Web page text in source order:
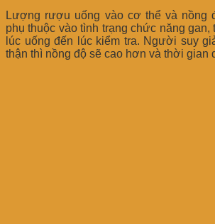
Lượng rượu uống vào cơ thể và nồng
phụ thuộc vào tình trạng chức năng
lúc uống đến lúc kiểm tra. Người suy
thận thì nồng độ sẽ cao hơn và thời gian